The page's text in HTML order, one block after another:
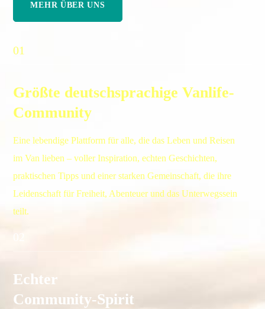
MEHR ÜBER UNS
01
Größte deutschsprachige Vanlife-
Community
Eine lebendige Plattform für alle, die das Leben und Reisen
im Van lieben – voller Inspiration, echten Geschichten,
praktischen Tipps und einer starken Gemeinschaft, die ihre
Leidenschaft für Freiheit, Abenteuer und das Unterwegssein
teilt.
Echter
Community-Spirit